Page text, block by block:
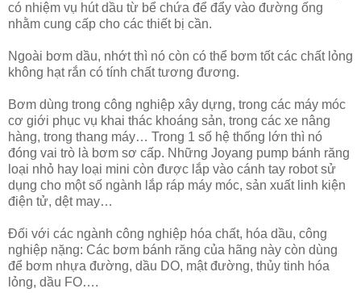
có nhiệm vụ hút dầu từ bể chứa để đẩy vào đường ống
nhằm cung cấp cho các thiết bị cần.
Ngoài bơm dầu, nhớt thì nó còn có thể bơm tốt các chất lỏng
không hạt rắn có tính chất tương đương.
Bơm dùng trong công nghiệp xây dựng, trong các máy móc
cơ giới phục vụ khai thác khoáng sản, trong các xe nâng
hàng, trong thang máy… Trong 1 số hệ thống lớn thì nó
đóng vai trò là bơm sơ cấp. Những Joyang pump bánh răng
loại nhỏ hay loại mini còn được lắp vào cánh tay robot sử
dụng cho một số ngành lắp ráp máy móc, sản xuất linh kiện
điện tử, dệt may…
Đối với các ngành công nghiệp hóa chất, hóa dầu, công
nghiệp nặng: Các bơm bánh răng của hãng này còn dùng
để bơm nhựa đường, dầu DO, mật đường, thủy tinh hóa
lỏng, dầu FO….